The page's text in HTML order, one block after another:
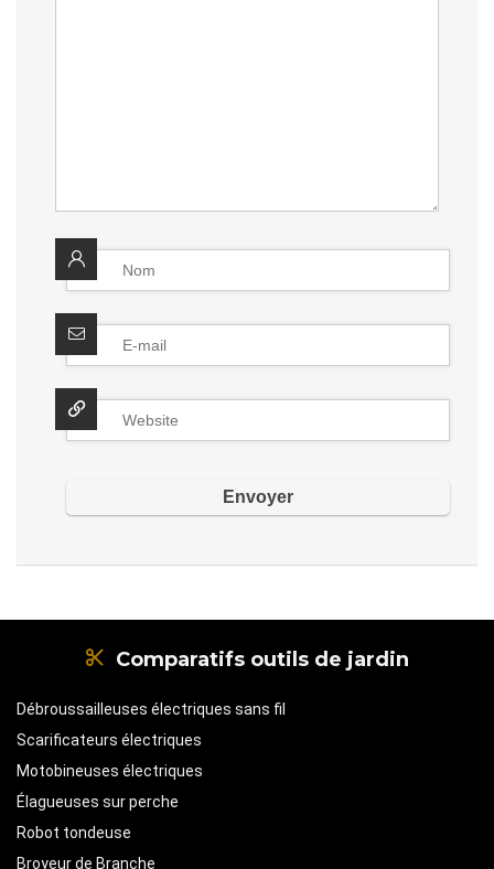
Comparatifs outils de jardin
Débroussailleuses électriques sans fil
Scarificateurs électriques
Motobineuses électriques
Élagueuses sur perche
Robot tondeuse
Broyeur de Branche